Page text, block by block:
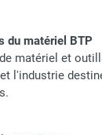
du matériel BTP
matériel et
l'industrie